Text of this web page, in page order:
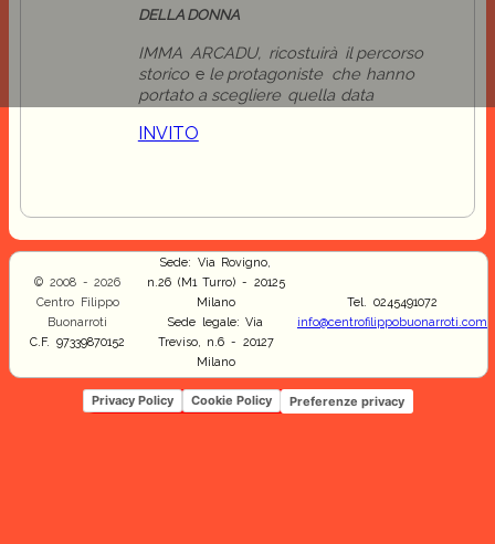
DELLA DONNA
IMMA ARCADU, ricostuirà il percorso
storico e le protagoniste che hanno
portato a scegliere quella data
INVITO
© 2008 - 2026
Centro Filippo
Buonarroti
C.F. 97339870152
Sede: Via Rovigno,
n.26 (M1 Turro) - 20125
Milano
Sede legale: Via
Treviso, n.6 - 20127
Milano
Tel. 0245491072
info@centrofilippobuonarroti.com
Privacy Policy Cookie Policy Preferenze privacy